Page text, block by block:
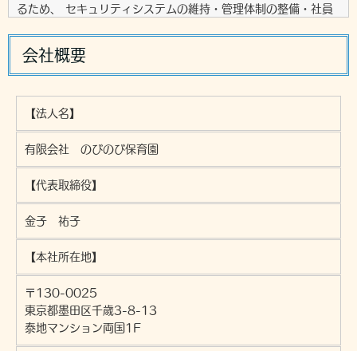
るため、 セキュリティシステムの維持・管理体制の整備・社員
個人情報の利用目的
のご案内やご質問に対する回答として、電子メールや資料のご送
のいずれかに該当する場合を除き、個人情報を第三者に開示いた
・お客さまの同意がある場合
・お客さまが希望されるサービスを行なうために当社が業務を委
託する業者に対して開示する場合
・法令に基づき開示することが必要である場合
個人情報の安全対策
当社は、個人情報の正確性及び安全性確保のために、セキュリテ
ィに万全の対策を講じています。
会社概要
【法人名】
有限会社 のびのび保育園
【代表取締役】
金子 祐子
【本社所在地】
〒130-0025
東京都墨田区千歳3-8-13
泰地マンション両国1F